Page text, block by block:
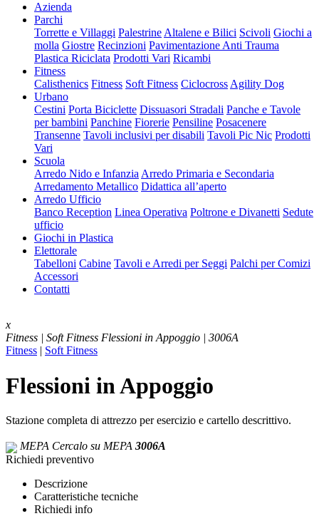
Azienda
Parchi
Torrette e Villaggi Palestrine Altalene e Bilici Scivoli Giochi a
molla Giostre Recinzioni Pavimentazione Anti Trauma
Plastica Riciclata Prodotti Vari Ricambi
Fitness
Calisthenics Fitness Soft Fitness Ciclocross Agility Dog
Urbano
Cestini Porta Biciclette Dissuasori Stradali Panche e Tavole
per bambini Panchine Fiorerie Pensiline Posacenere
Transenne Tavoli inclusivi per disabili Tavoli Pic Nic Prodotti
Vari
Scuola
Arredo Nido e Infanzia Arredo Primaria e Secondaria
Arredamento Metallico Didattica all’aperto
Arredo Ufficio
Banco Reception Linea Operativa Poltrone e Divanetti Sedute
ufficio
Giochi in Plastica
Elettorale
Tabelloni Cabine Tavoli e Arredi per Seggi Palchi per Comizi
Accessori
Contatti
x
Fitness | Soft Fitness Flessioni in Appoggio | 3006A
Fitness | Soft Fitness
Flessioni in Appoggio
Stazione completa di attrezzo per esercizio e cartello descrittivo.
MEPA Cercalo su MEPA 3006A
Richiedi preventivo
Descrizione
Caratteristiche tecniche
Richiedi info